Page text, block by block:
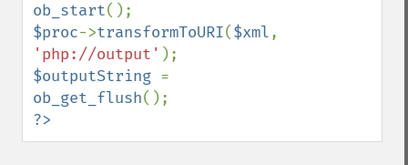
ob_start
$proc->transformToURI($xml
'php://output'
$outputString
ob_get_flush
?>